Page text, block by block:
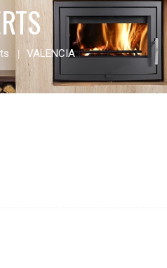
VALENCIA